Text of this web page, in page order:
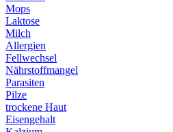
Mops
Laktose
Milch
Allergien
Fellwechsel
Nährstoffmangel
Parasiten
Pilze
trockene Haut
Eisengehalt